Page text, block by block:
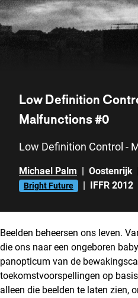
Low Definition
Malfunctions #0
Low Definition Control -
Michael Palm | Oostenrijk
Bright Future | IFFR 2012
Beelden beheersen ons leven.
die ons naar een ongeboren
panopticum van de
toekomstvoorspellingen op
alleen die beelden te laten zien,